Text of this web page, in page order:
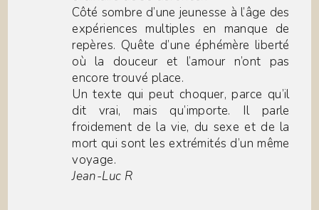
Côté sombre d’une jeunesse à l’âge des
expériences multiples en manque de
repères. Quête d’une éphémère liberté
où la douceur et l’amour n’ont pas
encore trouvé place.
Un texte qui peut choquer, parce qu’il
dit vrai, mais qu’importe. Il parle
froidement de la vie, du sexe et de la
mort qui sont les extrémités d’un même
voyage.
Jean-Luc R